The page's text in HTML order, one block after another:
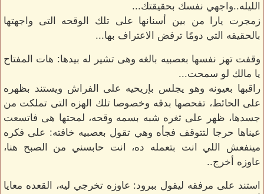
الليله..واجهي نفسك بحقيقتك...
زمجرت يارا من بين أسنانها على تلك الوقحه التى واجهتها
بالحقيقه التي دومًا ترفض الاعتراف بها...
وقفت تهز نفسها بعصبيه بالغه وهى تشير له بيدها: هات المفتاح
يا مالك لو سمحت...
راقبها بعيونه وهو يجلس بإريحيه على الفراش ويستند بظهره
على الحائط، تفحصها بدقه وخصوصا تلك الهزه التى تملكت من
جسدها، ظهر على ثغره شبه بسمه وقحه، لمحتها هى فاتسعت
عيناها حرجا لتتوقف فجأه وهي تقول بعصبيه خافته: على فكره
مينفعش اللي انت بتعمله ده، انت حابسني من الصبح هنا،
عاوزه أخرج..
استند على مرفقه ليقول ببرود: عاوزه تخرجي ليه، القعده معايا